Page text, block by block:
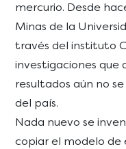
mercurio. Desde
Minas de la
través del instituto
investigaciones que
resultados aún no
del país.
Nada nuevo se
copiar el modelo de